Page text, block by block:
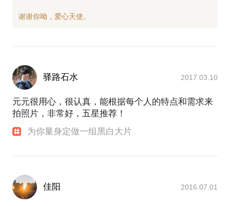
驿路石水 2017.03.10
元元很用心，很认真，能根据每个人的特点和需求来
拍照片，非常好，五星推荐！
为你量身定做一组黑白大片
佳阳 2016.07.01